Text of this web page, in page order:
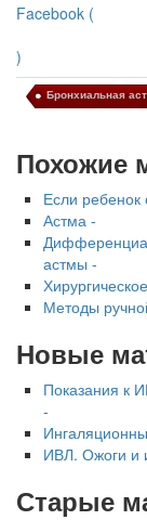
Facebook (
)
Бронхиальная
Похожие
Если ребенок
Астма -
астмы -
Методы
Новые
Показания к
-
ИВЛ. Ожоги и
Старые